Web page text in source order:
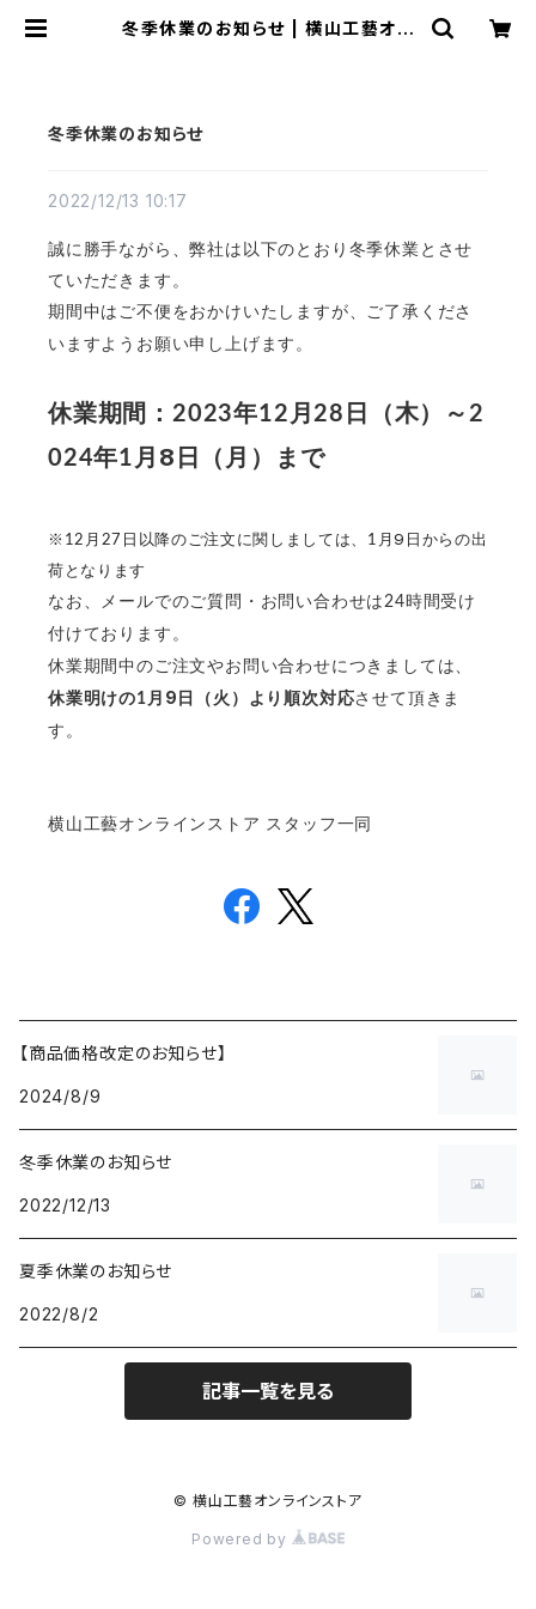
冬季休業のお知らせ | 横山工藝オン
冬季休業のお知らせ
2022/12/13 10:17
誠に勝手ながら、弊社は以下のとおり冬季休業とさせ
ていただきます。
期間中はご不便をおかけいたしますが、ご了承くださ
いますようお願い申し上げます。
休業期間： 2023年12 月 28 日（木）～ 2
024年1 月 8 日（月）まで
※ 12 月 27 日以降のご注文に関しましては、 1 月9 日からの出
荷となります
なお、メールでのご質問・お問い合わせは24時間受け
付けております。
休業期間中のご注文やお問い合わせにつきましては、
休業明けの1 月 9 日（火）より順次対応させて頂きま
す。
横山工藝オンラインストア スタッフ一同
【商品価格改定のお知らせ】
2024/8/9
冬季休業のお知らせ
2022/12/13
夏季休業のお知らせ
2022/8/2
記事一覧を見る
© 横山工藝オンラインストア
Powered by